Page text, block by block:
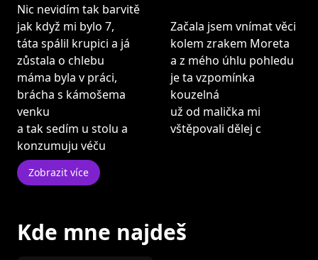
Nic nevidím tak barvitě
jak když mi bylo 7,
táta spálil krupici a já
zůstala o chlebu
máma byla v práci,
brácha s kámošema
venku
a tak sedím u stolu a
konzumuju véču
Začala jsem vnímat věci
kolem zrakem Moreta
a z mého úhlu pohledu
je ta vzpomínka
kouzelná
už od malička mi
vštěpovali dělej c
Zobrazit více
Kde mne najdeš